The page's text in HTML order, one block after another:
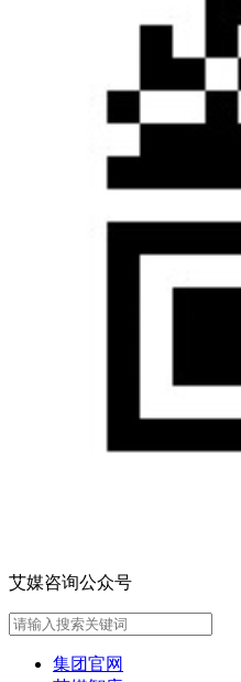
艾媒咨询公众号
集团官网